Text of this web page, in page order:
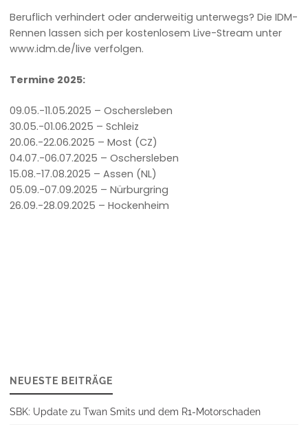
Beruflich verhindert oder anderweitig unterwegs? Die IDM-
Rennen lassen sich per kostenlosem Live-Stream unter
www.idm.de/live verfolgen.
Termine 2025:
09.05.-11.05.2025 – Oschersleben
30.05.-01.06.2025 – Schleiz
20.06.-22.06.2025 – Most (CZ)
04.07.-06.07.2025 – Oschersleben
15.08.-17.08.2025 – Assen (NL)
05.09.-07.09.2025 – Nürburgring
26.09.-28.09.2025 – Hockenheim
NEUESTE BEITRÄGE
SBK: Update zu Twan Smits und dem R1-Motorschaden